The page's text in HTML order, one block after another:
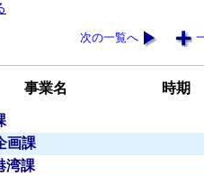
次の一覧へ
事業名 時期
画課
湾課